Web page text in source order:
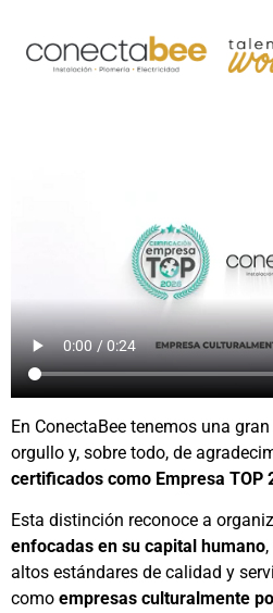
En ConectaBee tenemos una
orgullo y, sobre todo, de
certificados como Empresa TOP
Esta distinción reconoce a
enfocadas en su capital humano
altos estándares de calidad y
como empresas culturalmente